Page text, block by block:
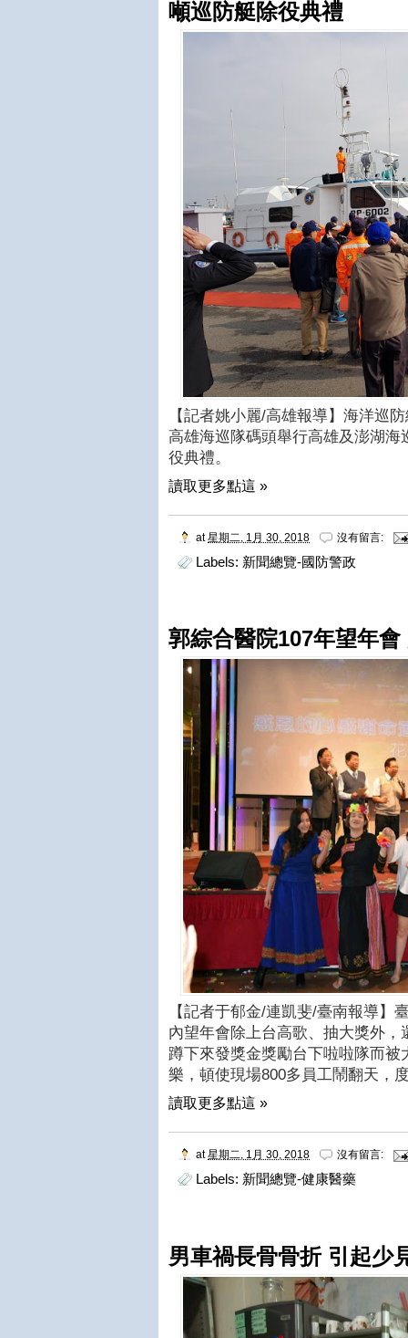
噸巡防艇除役典禮
【記者姚小麗/高雄報導】海洋巡
高雄海巡隊碼頭舉行高雄及澎湖海
役典禮。
讀取更多點這 »
at星期二, 1月 30, 2018 沒有留言:
Labels: 新聞總覽-國防警政
郭綜合醫院107年望年
【記者于郁金/連凱斐/臺南報導】
內望年會除上台高歌、抽大獎外
蹲下來發獎金獎勵台下啦啦隊而
樂，頓使現場800多員工鬧翻天，
讀取更多點這 »
at星期二, 1月 30, 2018 沒有留言:
Labels: 新聞總覽-健康醫藥
男車禍長骨骨折 引起少